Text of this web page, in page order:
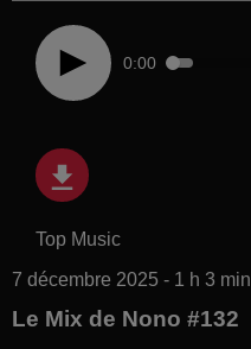
0:00
Top Music
7 décembre 2025 - 1 h 3 min
Le Mix de Nono #132